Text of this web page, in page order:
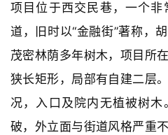
项目位于西交民巷，一个
道，旧时以“金融街”著称，
茂密林荫多年树木，项目所
狭长矩形，局部有自建二层
况，入口及院内无植被树
破，外立面与街道风格严重